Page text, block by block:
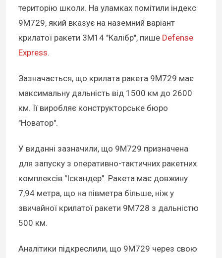
територію школи. На уламках помітили індекс
9М729, який вказує на наземний варіант
крилатої ракети 3М14 "Калібр", пише Defense
Express.
Зазначається, що крилата ракета 9М729 має
максимальну дальність від 1500 км до 2600
км. Її виробляє конструкторське бюро
"Новатор".
У виданні зазначили, що 9М729 призначена
для запуску з оперативно-тактичних ракетних
комплексів "Іскандер". Ракета має довжину
7,94 метра, що на півметра більше, ніж у
звичайної крилатої ракети 9М728 з дальністю
500 км.
Аналітики підкреслили, що 9М729 через свою